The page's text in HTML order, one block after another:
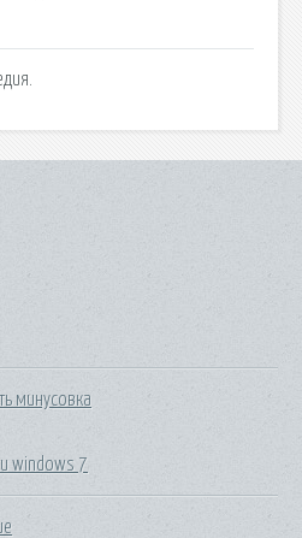
минусовка
windows 7